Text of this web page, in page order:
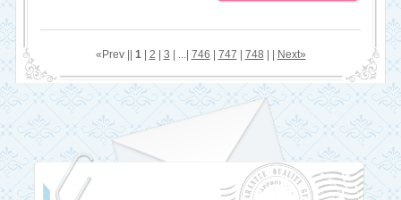
«Prev || 1| 2 3 | ...| 746 747 748 Next»